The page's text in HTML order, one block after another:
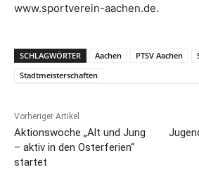
www.sportverein-aachen.de.
SCHLAGWÖRTER Aachen PTSV Aachen
Stadtmeisterschaften
Vorheriger Artikel
Aktionswoche „Alt und Jung
– aktiv in den Osterferien“
startet